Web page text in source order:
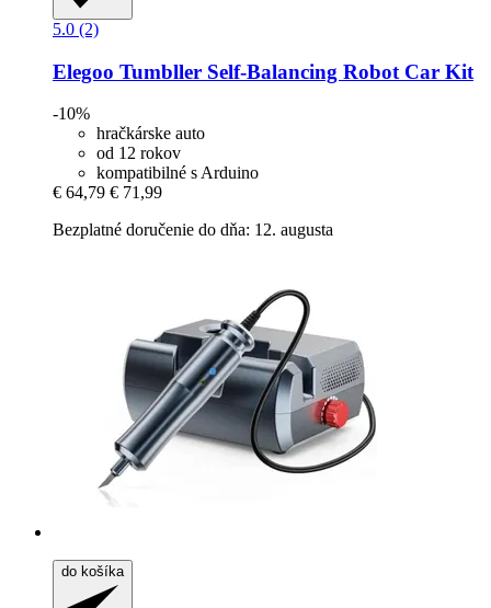
5.0 (2)
Elegoo Tumbller Self-​Balancing Robot Car Kit
-10%
hračkárske auto
od 12 rokov
kompatibilné s Arduino
€ 64,79 € 71,99
Bezplatné doručenie do dňa: 12. augusta
do košíka